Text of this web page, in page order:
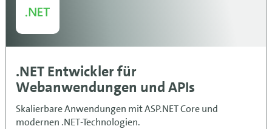
.NET Entwickler für
Webanwendungen und APIs
Skalierbare Anwendungen mit ASP.NET Core und
modernen .NET-Technologien.